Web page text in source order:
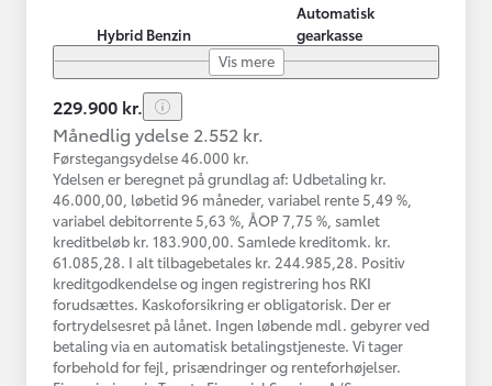
Hybrid Benzin
Automatisk
gearkasse
Vis mere
229.900 kr.
Månedlig ydelse 2.552 kr.
Førstegangsydelse 46.000 kr.
Ydelsen er beregnet på grundlag af: Udbetaling kr.
46.000,00, løbetid 96 måneder, variabel rente 5,49 %,
variabel debitorrente 5,63 %, ÅOP 7,75 %, samlet
kreditbeløb kr. 183.900,00. Samlede kreditomk. kr.
61.085,28. I alt tilbagebetales kr. 244.985,28. Positiv
kreditgodkendelse og ingen registrering hos RKI
forudsættes. Kaskoforsikring er obligatorisk. Der er
fortrydelsesret på lånet. Ingen løbende mdl. gebyrer ved
betaling via en automatisk betalingstjeneste. Vi tager
forbehold for fejl, prisændringer og renteforhøjelser.